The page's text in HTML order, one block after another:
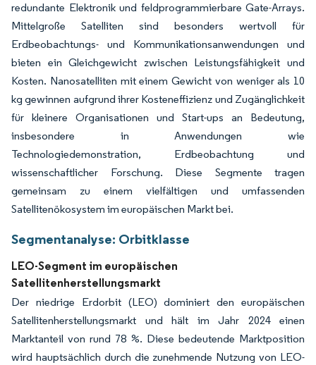
redundante Elektronik und feldprogrammierbare Gate-Arrays.
Mittelgroße Satelliten sind besonders wertvoll für
Erdbeobachtungs- und Kommunikationsanwendungen und
bieten ein Gleichgewicht zwischen Leistungsfähigkeit und
Kosten. Nanosatelliten mit einem Gewicht von weniger als 10
kg gewinnen aufgrund ihrer Kosteneffizienz und Zugänglichkeit
für kleinere Organisationen und Start-ups an Bedeutung,
insbesondere in Anwendungen wie
Technologiedemonstration, Erdbeobachtung und
wissenschaftlicher Forschung. Diese Segmente tragen
gemeinsam zu einem vielfältigen und umfassenden
Satellitenökosystem im europäischen Markt bei.
Segmentanalyse: Orbitklasse
LEO-Segment im europäischen
Satellitenherstellungsmarkt
Der niedrige Erdorbit (LEO) dominiert den europäischen
Satellitenherstellungsmarkt und hält im Jahr 2024 einen
Marktanteil von rund 78 %. Diese bedeutende Marktposition
wird hauptsächlich durch die zunehmende Nutzung von LEO-